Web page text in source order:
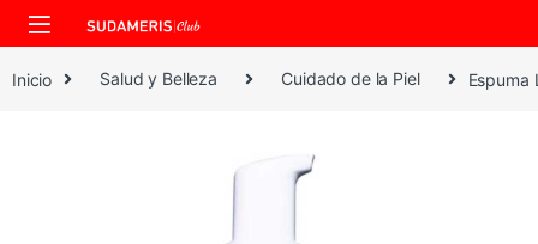
Skip to navigation
Skip to content
Inicio Salud y Belleza Cuidado de la Piel Espuma